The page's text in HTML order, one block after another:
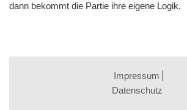
dann bekommt die Partie ihre eigene Logik.
Impressum
Datenschutz